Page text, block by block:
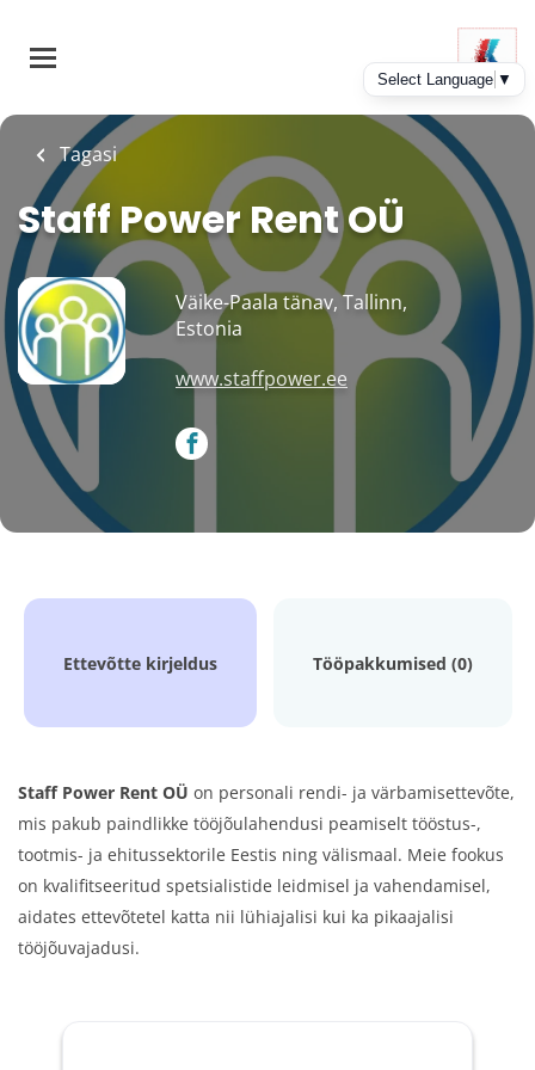
main
Tagasi
Staff Power Rent OÜ
Väike-Paala tänav, Tallinn,
Estonia
www.staffpower.ee
Ettevõtte kirjeldus Tööpakkumised (0)
Staff Power Rent OÜ on personali rendi- ja värbamisettevõte,
mis pakub paindlikke tööjõulahendusi peamiselt tööstus-,
tootmis- ja ehitussektorile Eestis ning välismaal. Meie fookus
on kvalifitseeritud spetsialistide leidmisel ja vahendamisel,
aidates ettevõtetel katta nii lühiajalisi kui ka pikaajalisi
tööjõuvajadusi.